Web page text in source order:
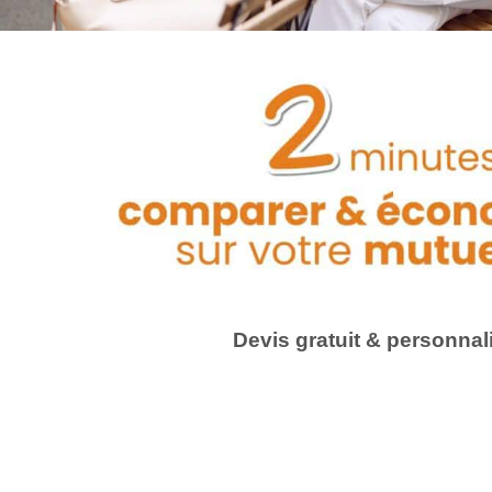
Devis gratuit &